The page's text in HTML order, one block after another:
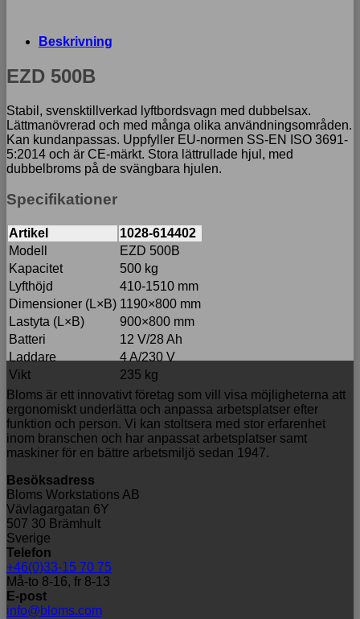
Beskrivning
EZD 500B
Stabil, svensktillverkad lyftbordsvagn med dubbelsax.
Lättmanövrerad och med många olika användningsområden.
Kan kundanpassas. Uppfyller EU-normen SS-EN ISO 3691-
5:2014 och är CE-märkt. Stora lättrullade hjul, med
dubbelbroms på de svängbara hjulen.
Specifikationer
Artikel
1028-614402
Modell
EZD 500B
Kapacitet
500 kg
Lyfthöjd
410-1510 mm
Dimensioner (L×B) 1190×800 mm
Lastyta (L×B)
900×800 mm
Batteri
12 V/28 Ah
Laddare
4 A/230 V
Vikt
235 kg
Bloms är ett innovativt företag som vill visa möjligheterna att
ergonomiskt underlätta och anpassa arbetsplatser efter
funktion och person. Vi kan stoltsera med stor erfarenhet
inom branschen och har anpassat arbetsplatser samt
maskiner för en bättre arbetsmiljö sedan 1947.
Besöksadress
Bloms Workstations AB
Vävlagargatan 6Y
507 30 Brämhult
Sverige
Telefon
+46(0)33-15 70 75
Må-to 8-16, fr 8-13
E-post
info@bloms.com